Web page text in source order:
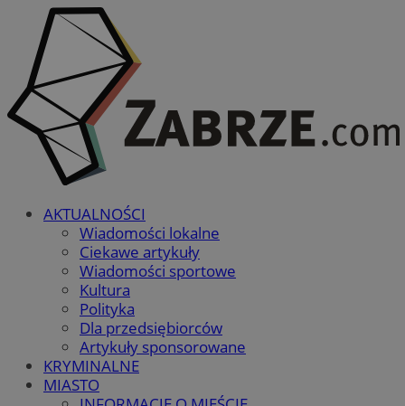
AKTUALNOŚCI
Wiadomości lokalne
Ciekawe artykuły
Wiadomości sportowe
Kultura
Polityka
Dla przedsiębiorców
Artykuły sponsorowane
KRYMINALNE
MIASTO